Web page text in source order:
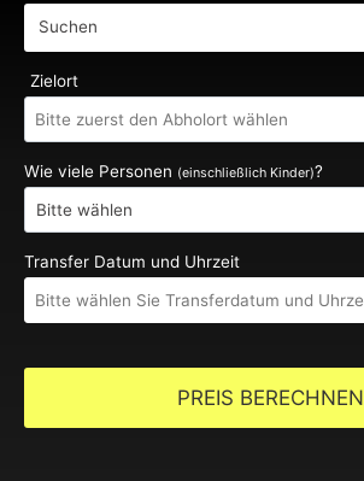
Suchen
Zielort
Wie viele Personen (einschließlich Kinder)?
Transfer Datum und Uhrzeit
PREIS BERECHNEN